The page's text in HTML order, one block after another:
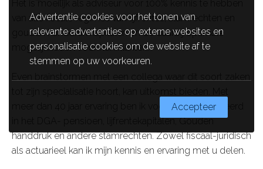
Het is moeilijk als adviseur voor 100% kennis te hebben
van alle fiscale regimes van lijfrentes, stamrechten en
gouden handdruk kapitalen en de daarbij optimale
mogelijkheden voor hun klanten.
meer dan 40 jaar ervaring ben ik vooral gespecialiseerd
in het DGA- pensioen, lijfrentekapitalen, Gouden
handdruk en andere stamrechten. Zowel fiscaal-juridisch
als actuarieel kan ik mijn kennis en ervaring met u delen.
Advertentie cookies voor het tonen van
relevante advertenties op externe websites en
personalisatie cookies om de website af te
stemmen op uw voorkeuren.
Accepteer